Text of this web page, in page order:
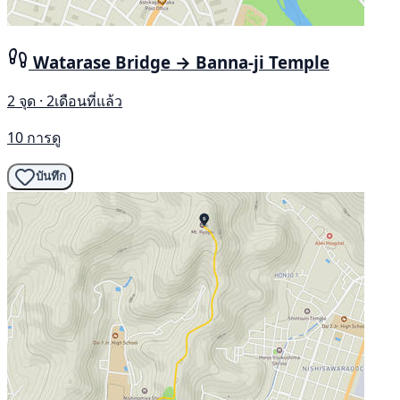
Watarase Bridge → Banna-ji Temple
2 จุด · 2เดือนที่แล้ว
10 การดู
บันทึก